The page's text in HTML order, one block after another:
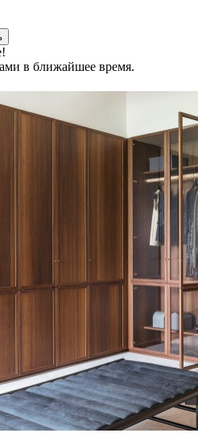
в ближайшее время.